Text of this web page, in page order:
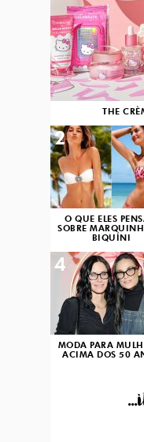
THE
O QUE ELES
SOBRE
BIQUÍNI
2
MODA PARA
ACIMA DOS 50
4